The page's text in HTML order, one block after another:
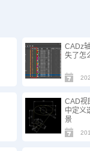
CADz
失了怎
CAD视
中定义
景